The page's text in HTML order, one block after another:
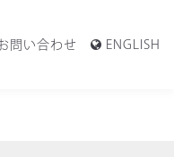
問い合わせ ENGLISH